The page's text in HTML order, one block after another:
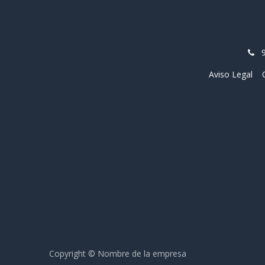
Aviso Legal
Copyright © Nombre de la empresa